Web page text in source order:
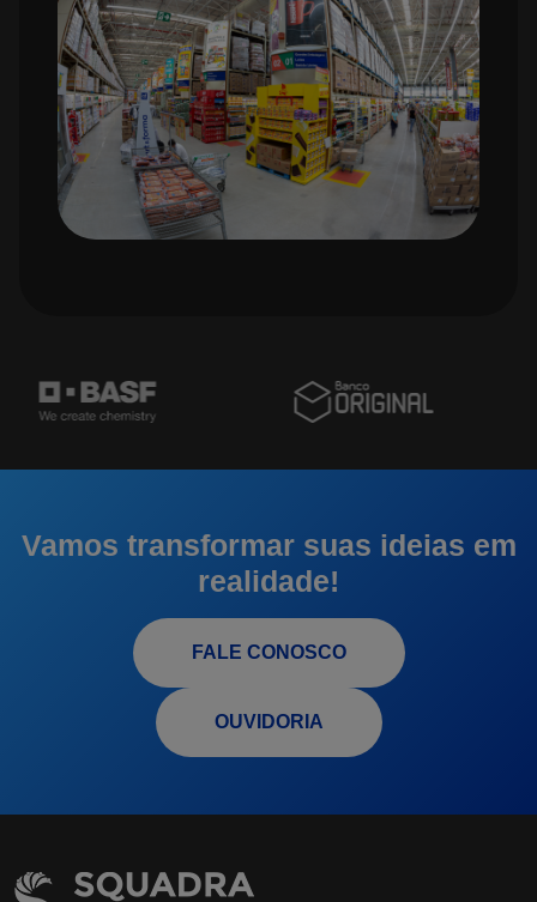
Vamos transformar suas ideias em
realidade!
FALE CONOSCO
OUVIDORIA